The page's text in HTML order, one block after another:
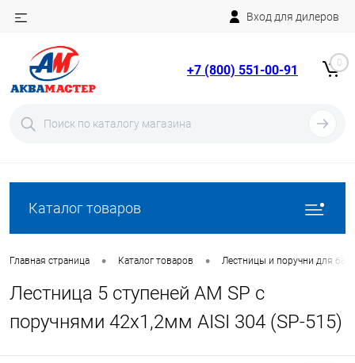
Вход для дилеров
+7 (800) 551-00-91 0
Каталог товаров
Главная страница • Каталог товаров • Лестницы и поручни для
Лестница 5 ступеней AM SP с
поручнями 42х1,2мм AISI 304 (SP-515)